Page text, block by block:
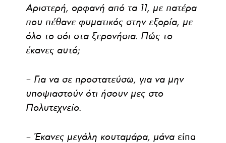
Αριστερή, ορφανή από τα 11, με πατέρα
που πέθανε φυματικός στην εξορία, με
όλο το σόι στα ξερονήσια. Πώς το
έκανες αυτό;
– Για να σε προστατεύσω, για να μην
υποψιαστούν ότι ήσουν μες στο
Πολυτεχνείο.
– Έκανες μεγάλη κουταμάρα, μάνα είπα